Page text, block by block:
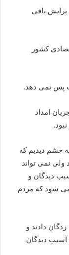
باقی
کشور
پس نمی دهد.
امداد
چشم دیدیم که
نمی تواند
دیدگان و
شود که مردم
دادند و
آسیب دیدگان